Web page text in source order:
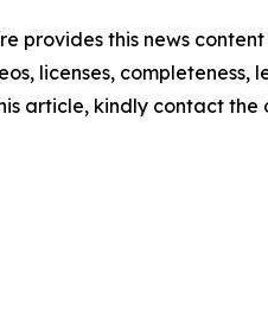
provides this news
licenses,
article, kindly contact the